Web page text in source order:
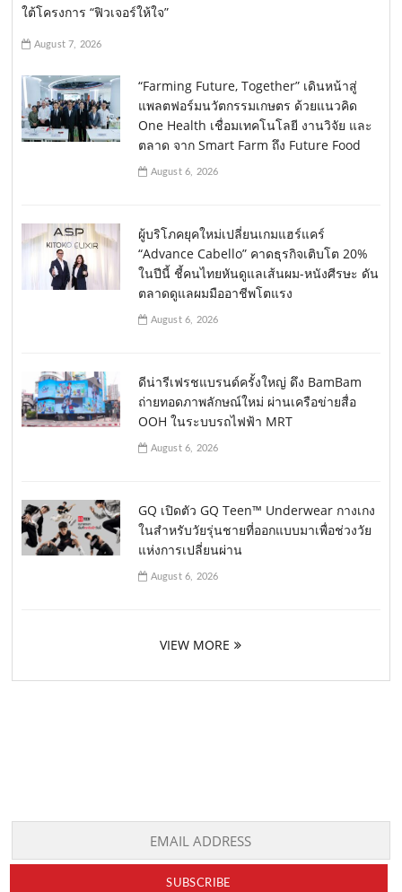
ใต้โครงการ “ฟิวเจอร์ให้ใจ”
August 7, 2026
“Farming Future, Together” เดินหน้าสู่
แพลตฟอร์มนวัตกรรมเกษตร ด้วยแนวคิด
One Health เชื่อมเทคโนโลยี งานวิจัย และ
ตลาด จาก Smart Farm ถึง Future Food
August 6, 2026
ผู้บริโภคยุคใหม่เปลี่ยนเกมแฮร์แคร์
“Advance Cabello” คาดธุรกิจเติบโต 20%
ในปีนี้ ชี้คนไทยหันดูแลเส้นผม-หนังศีรษะ ดัน
ตลาดดูแลผมมืออาชีพโตแรง
August 6, 2026
ดีน่ารีเฟรชแบรนด์ครั้งใหญ่ ดึง BamBam
ถ่ายทอดภาพลักษณ์ใหม่ ผ่านเครือข่ายสื่อ
OOH ในระบบรถไฟฟ้า MRT
August 6, 2026
GQ เปิดตัว GQ Teen™ Underwear กางเกง
ในสำหรับวัยรุ่นชายที่ออกแบบมาเพื่อช่วงวัย
แห่งการเปลี่ยนผ่าน
August 6, 2026
VIEW MORE